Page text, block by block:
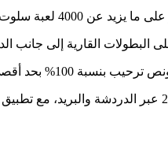
سلوت من مطورين عالميين.
البطولات القارية إلى جانب
100% بحد أقصى 100 يورو.